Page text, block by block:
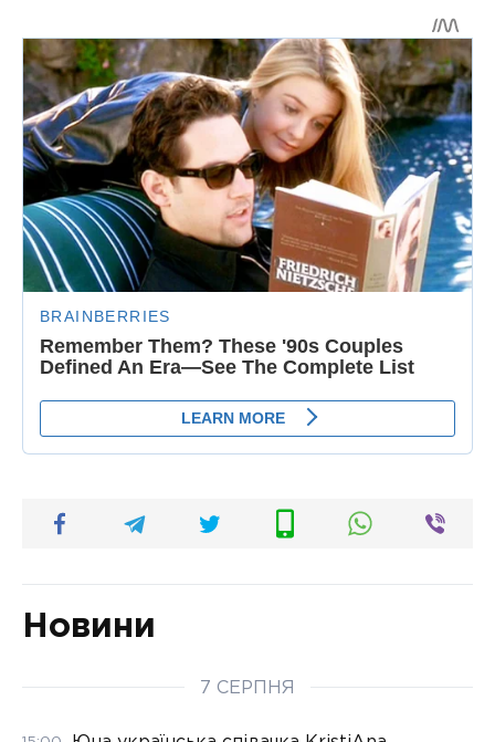
Новини
7 СЕРПНЯ